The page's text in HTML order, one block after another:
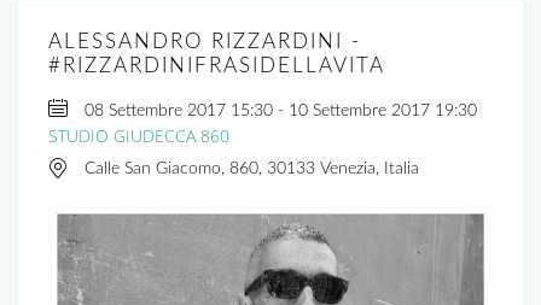
ALESSANDRO RIZZARDINI -
#RIZZARDINIFRASIDELLAVITA
08 Settembre 2017 15:30 - 10 Settembre 2017 19:30
STUDIO GIUDECCA 860
Calle San Giacomo, 860, 30133 Venezia, Italia